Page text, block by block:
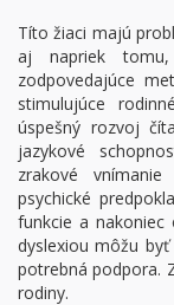
Títo žiaci majú
aj napriek
zodpovedajúce
stimulujúce
úspešný rozvoj
jazykové
zrakové
psychické
funkcie a
dyslexiou môžu
potrebná podpora.
rodiny.